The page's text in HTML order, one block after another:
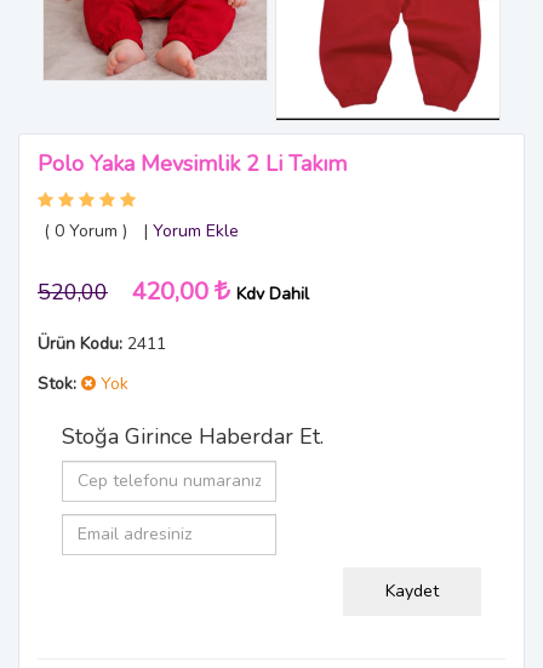
Polo Yaka Mevsimlik 2 Li Takım
( 0 Yorum ) | Yorum Ekle
520,00 420,00 Kdv Dahil
Ürün Kodu: 2411
Stok:
Yok
Stoğa Girince Haberdar Et.